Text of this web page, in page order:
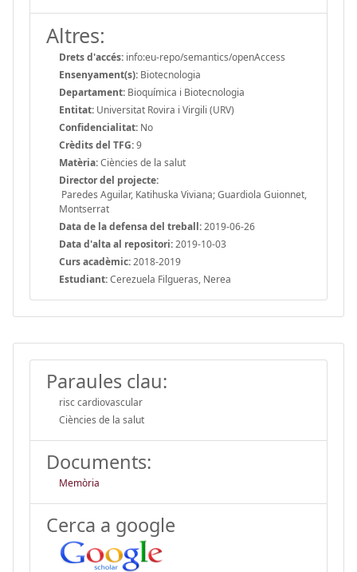
Altres:
Drets d'accés: info:eu-repo/semantics/openAccess
Ensenyament(s): Biotecnologia
Departament: Bioquímica i Biotecnologia
Entitat: Universitat Rovira i Virgili (URV)
Confidencialitat: No
Crèdits del TFG:9
Matèria:Ciències de la salut
Director del projecte:
Paredes Aguilar, Katihuska Viviana; Guardiola Guionnet,
Montserrat
Data de la defensa del treball:2019-06-26
Data d'alta al repositori:2019-10-03
Curs acadèmic:2018-2019
Estudiant:Cerezuela Filgueras, Nerea
Paraules clau:
risc cardiovascular
Ciències de la salut
Documents:
Memòria
Cerca a google